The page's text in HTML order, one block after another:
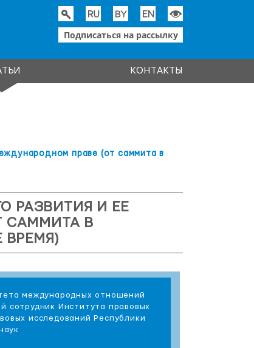
Подписаться на рассылку
КОНТАКТЫ
праве (от саммита в
РАЗВИТИЯ И ЕЕ
САММИТА В
ВРЕМЯ)
международных отношений
сотрудник Института правовых
исследований Республики